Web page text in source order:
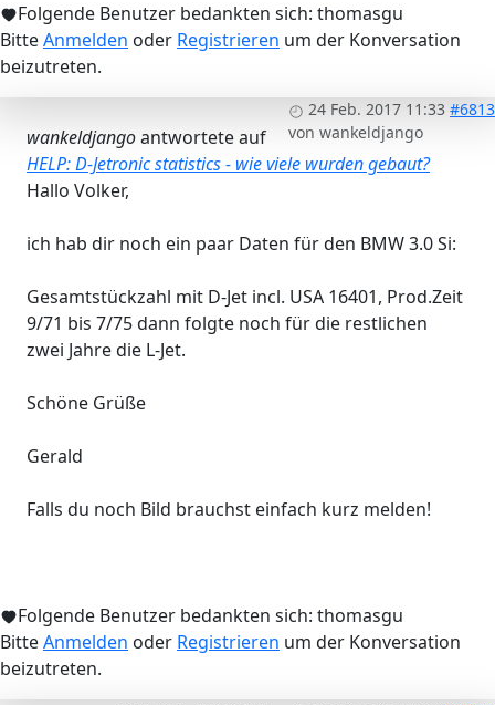
Folgende Benutzer bedankten sich: thomasgu
BitteAnmelden oder Registrieren um der Konversation
beizutreten.
24 Feb. 2017 11:33 #6813
von wankeldjango
wankeldjangoantwortete auf
HELP: D-Jetronic statistics - wie viele wurden gebaut?
Hallo Volker,
ich hab dir noch ein paar Daten für den BMW 3.0 Si:
Gesamtstückzahl mit D-Jet incl. USA 16401, Prod.Zeit
9/71 bis 7/75 dann folgte noch für die restlichen
zwei Jahre die L-Jet.
Schöne Grüße
Gerald
Falls du noch Bild brauchst einfach kurz melden!
Folgende Benutzer bedankten sich: thomasgu
BitteAnmelden oder Registrieren um der Konversation
beizutreten.